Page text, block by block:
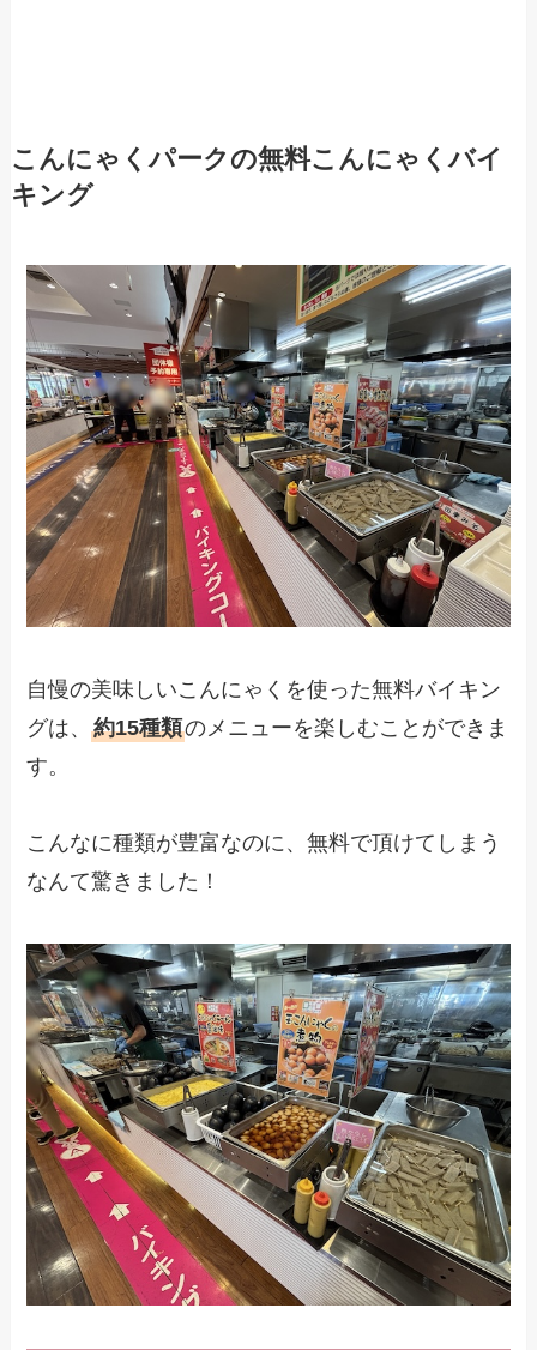
こんにゃくパークの無料こんにゃくバイ
キング
自慢の美味しいこんにゃくを使った無料バイキン
グは、約15種類のメニューを楽しむことができま
す。
こんなに種類が豊富なのに、無料で頂けてしまう
なんて驚きました！